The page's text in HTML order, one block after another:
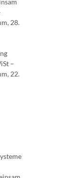
28.
–
22.